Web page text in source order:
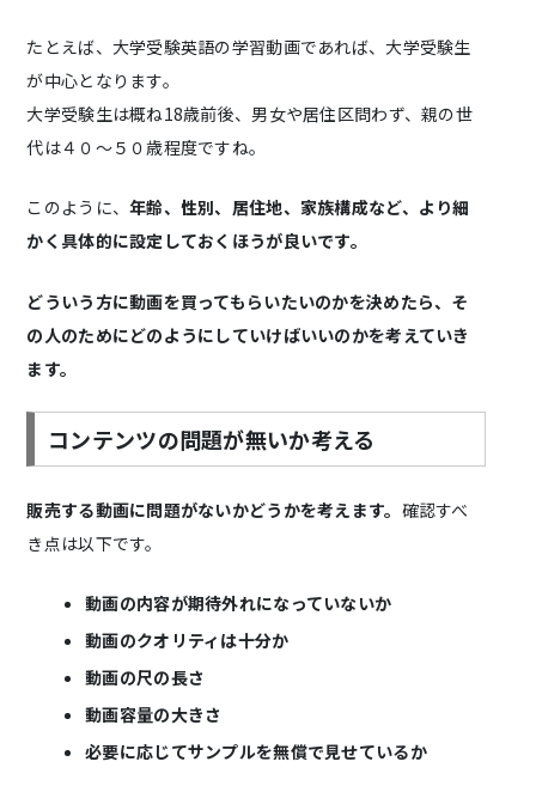
たとえば、大学受験英語の学習動画であれば、大学受験生
が中心となります。
大学受験生は概ね18歳前後、男女や居住区問わず、親の世
代は４０～５０歳程度ですね。
このように、年齢、性別、居住地、家族構成など、より細
かく具体的に設定しておくほうが良いです。
どういう方に動画を買ってもらいたいのかを決めたら、そ
の人のためにどのようにしていけばいいのかを考えていき
ます。
コンテンツの問題が無いか考える
販売する動画に問題がないかどうかを考えます。 確認すべ
き点は以下です。
動画の内容が期待外れになっていないか
動画のクオリティは十分か
動画の尺の長さ
動画容量の大きさ
必要に応じてサンプルを無償で見せているか